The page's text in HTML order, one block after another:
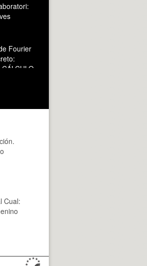
Fourier
Cual: